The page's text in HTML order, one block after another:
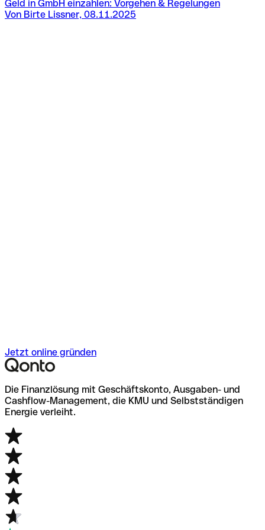
Geld in GmbH einzahlen: Vorgehen & Regelungen
Von Birte Lissner, 08.11.2025
Jetzt online gründen
Die Finanzlösung mit Geschäftskonto, Ausgaben- und
Cashflow-Management, die KMU und Selbstständigen
Energie verleiht.